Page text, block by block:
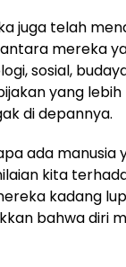
juga telah
mereka
sosial,
yang
di depannya.
ada manusia
kita
kadang
bahwa diri